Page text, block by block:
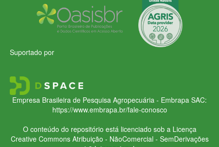
Suportado por
Empresa Brasileira de Pesquisa Agropecuária - Embrapa SAC:
https://www.embrapa.br/fale-conosco
O conteúdo do repositório está licenciado sob a Licença
Creative CommonsAtribuição - NãoComercial - SemDerivações